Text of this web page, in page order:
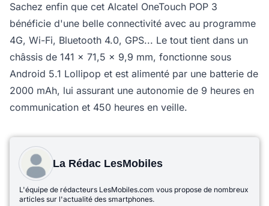
Sachez enfin que cet Alcatel OneTouch POP 3
bénéficie d'une belle connectivité avec au programme
4G, Wi-Fi, Bluetooth 4.0, GPS... Le tout tient dans un
châssis de 141 x 71,5 x 9,9 mm, fonctionne sous
Android 5.1 Lollipop et est alimenté par une batterie de
2000 mAh, lui assurant une autonomie de 9 heures en
communication et 450 heures en veille.
La Rédac LesMobiles
L'équipe de rédacteurs LesMobiles.com vous propose de nombreux
articles sur l'actualité des smartphones.